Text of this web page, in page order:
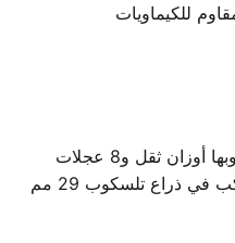
للكيماويات
مكنسة شفط من أجود الخامات وبها أوزان ثقل و8 عجلات
ومزودة ب4 أثقال و6 أغطية. تركب في ذراع تلسكوب 29 مم